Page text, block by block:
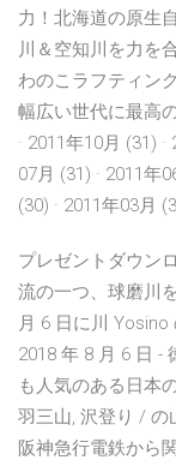
力！北海道の原生
川＆空知川を力を
わのこラフティン
幅広い世代に最高
· 2011年10月 (31)
07月 (31) · 2011年
(30) · 2011年03月
プレゼントダウン
流の一つ、球磨川
月 6 日に川
2018 年 8 月 6 日 -
も人気のある日本
羽三山, 沢登り / の
阪神急行電鉄から